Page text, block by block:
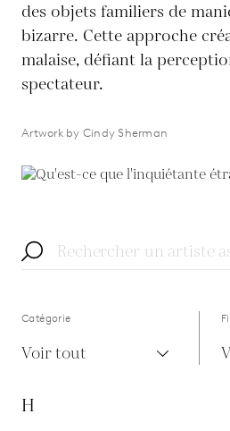
des objets familiers de
bizarre. Cette approche
malaise, défiant la
spectateur.
Artwork by Cindy Sherman
Catégorie
Voir tout
H